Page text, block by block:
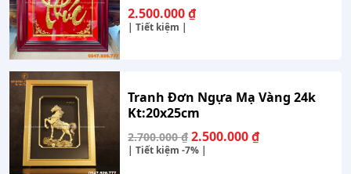
2.500.000₫
| Tiết kiệm |
Tranh Đơn Ngựa Mạ Vàng 24k
Kt:20x25cm
2.700.000₫Giá
gốc
2.500.000₫Giá
| Tiết kiệm-7% |